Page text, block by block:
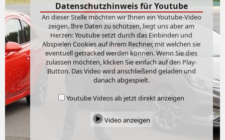
Datenschutzhinweis für Youtube
An dieser Stelle möchten wir Ihnen ein Youtube-Video
zeigen. Ihre Daten zu schützen, liegt uns aber am
Herzen: Youtube setzt durch das Einbinden und
Abspielen Cookies auf ihrem Rechner, mit welchen sie
eventuell getracked werden können. Wenn Sie dies
zulassen möchten, klicken Sie einfach auf den Play-
Button. Das Video wird anschließend geladen und
danach abgespielt.
Youtube Videos ab jetzt direkt anzeigen
Video anzeigen